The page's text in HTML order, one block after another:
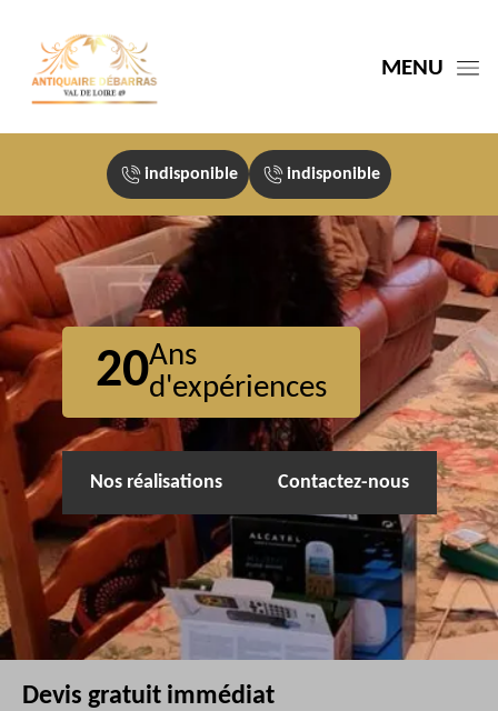
MENU
indisponible indisponible
20Ans
d'expériences
Nos réalisations Contactez-nous
Devis gratuit immédiat